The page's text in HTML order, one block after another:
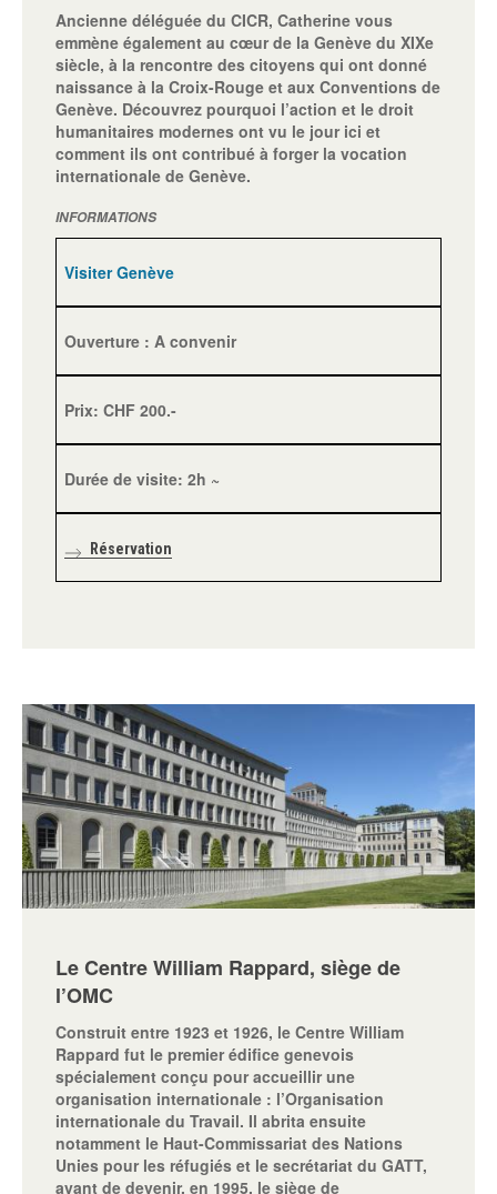
Ancienne déléguée du CICR, Catherine vous
emmène également au cœur de la Genève du XIXe
siècle, à la rencontre des citoyens qui ont donné
naissance à la Croix-Rouge et aux Conventions de
Genève. Découvrez pourquoi l’action et le droit
humanitaires modernes ont vu le jour ici et
comment ils ont contribué à forger la vocation
internationale de Genève.
INFORMATIONS
Visiter Genève
Ouverture : A convenir
Prix: CHF 200.-
Durée de visite: 2h ~
Réservation
Le Centre William Rappard, siège de
l’OMC
Construit entre 1923 et 1926, le Centre William
Rappard fut le premier édifice genevois
spécialement conçu pour accueillir une
organisation internationale : l’Organisation
internationale du Travail. Il abrita ensuite
notamment le Haut-Commissariat des Nations
Unies pour les réfugiés et le secrétariat du GATT,
avant de devenir, en 1995, le siège de